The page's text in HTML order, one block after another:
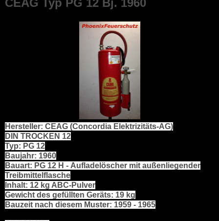
CEAG Typ PG 12 Bj. 1960
Hersteller: CEAG (Concordia Elektrizitäts-AG)
DIN TROCKEN 12
Typ: PG 12
Baujahr: 1960
Bauart: PG 12 H - Aufladelöscher mit außenliegender
Treibmittelflasche
Inhalt: 12 kg ABC-Pulver
Gewicht des gefüllten Geräts: 19 kg
Bauzeit nach diesem Muster: 1959 - 1965